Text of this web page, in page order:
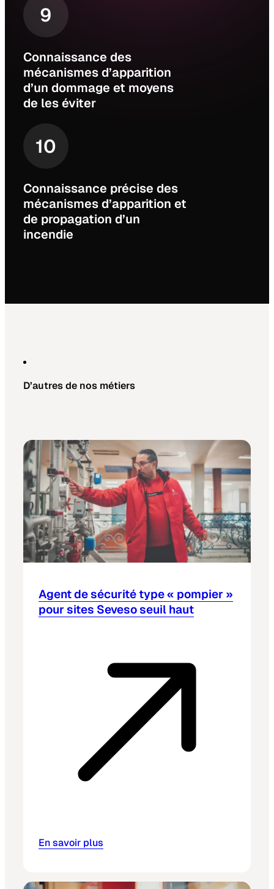
9
Connaissance des
mécanismes d’apparition
d’un dommage et moyens
de les éviter
10
Connaissance précise des
mécanismes d’apparition et
de propagation d’un
incendie
D’autres de nos métiers
Agent de sécurité type « pompier »
pour sites Seveso seuil haut
En savoir plus